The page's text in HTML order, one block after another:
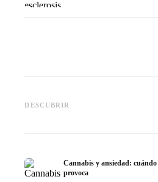
DESCUBRIR
la investigación
Cannabis y ansiedad:
provoca